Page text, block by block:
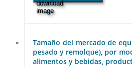
Tamaño del mercado de
pesado y remolque), por
alimentos y bebidas,